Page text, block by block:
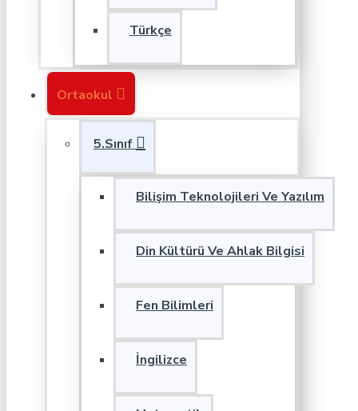
Türkçe
Ortaokul
5.Sınıf
Bilişim Teknolojileri Ve Yazılım
Din Kültürü Ve Ahlak Bilgisi
Fen Bilimleri
İngilizce